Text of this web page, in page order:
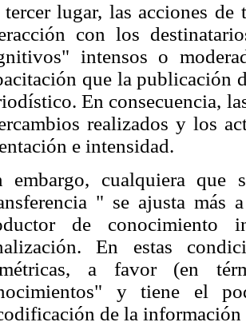
lugar, las acciones de
con los
intensos o
que la publicación
En consecuencia,
realizados y los
e intensidad.
embargo, cualquiera que
" se ajusta más
de conocimiento
En estas
a favor (en
y tiene el
de la información